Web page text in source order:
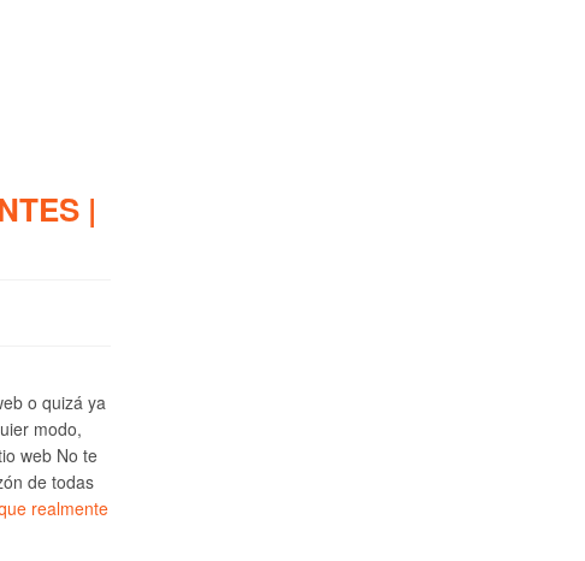
|
o quizá ya
modo,
web No te
de todas
realmente